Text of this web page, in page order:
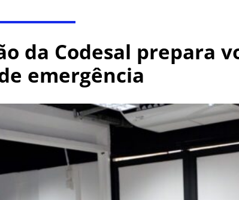
da Codesal prepara
emergência